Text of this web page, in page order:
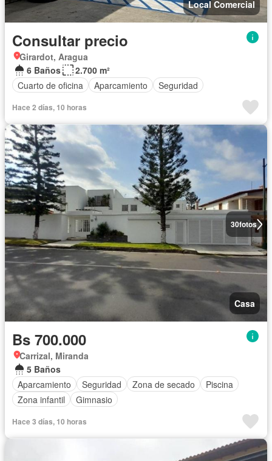
Local Comercial
Consultar precio
Girardot, Aragua
6 Baños
2.700 m²
Cuarto de oficina
Aparcamiento Seguridad
Hace 2 días, 10 horas
30fotos
Casa
Bs 700.000
Carrizal, Miranda
5 Baños
Aparcamiento
Seguridad Zona de secado
Piscina
Zona infantil
Gimnasio
Hace 3 días, 10 horas